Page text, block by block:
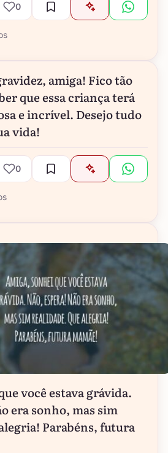
0
amiga! Fico tão
que essa criança terá
e incrível. Desejo tudo
vida!
0
você estava grávida.
era sonho, mas sim
Parabéns, futura